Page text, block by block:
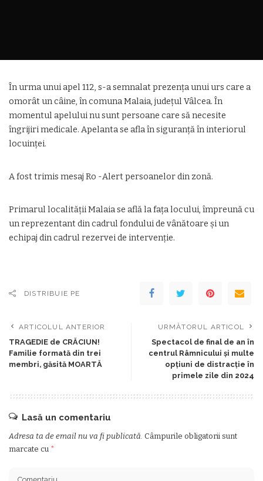
În urma unui apel 112, s-a semnalat prezența unui urs care a
omorât un câine, în comuna Malaia, județul Vâlcea. În
momentul apelului nu sunt persoane care să necesite
îngrijiri medicale. Apelanta se afla în siguranță în interiorul
locuinței.
A fost trimis mesaj Ro -Alert persoanelor din zonă.
Primarul localității Malaia se află la fața locului, împreună cu
un reprezentant din cadrul fondului de vânătoare și un
echipaj din cadrul rezervei de intervenție.
DISTRIBUIE PE
ARTICOLUL ANTERIOR
TRAGEDIE de CRĂCIUN!
Familie formată din trei
membri, găsită MOARTĂ
URMĂTORUL ARTICOL
Spectacol de final de an în
centrul Râmnicului și multe
opțiuni de distracție în
primele zile din 2024
Lasă un comentariu
Adresa ta de email nu va fi publicată. Câmpurile obligatorii sunt
marcate cu *